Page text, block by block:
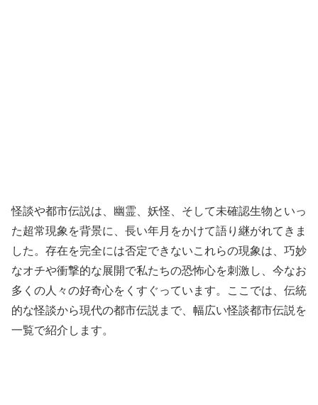
怪談や都市伝説は、幽霊、妖怪、そして未確認生物といっ
た超常現象を背景に、長い年月をかけて語り継がれてきま
した。存在を完全には否定できないこれらの現象は、巧妙
なオチや衝撃的な展開で私たちの恐怖心を刺激し、今なお
多くの人々の好奇心をくすぐっています。ここでは、伝統
的な怪談から現代の都市伝説まで、幅広い怪談都市伝説を
一覧で紹介します。